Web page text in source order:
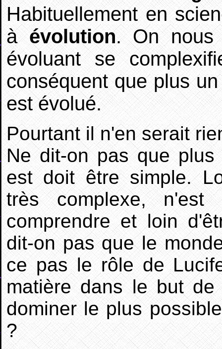
Habituellement en
à évolution. On nous
évoluant se
conséquent que plus
est évolué.
Pourtant il n'en serait
Ne dit-on pas que
est doit être simple.
très complexe,
comprendre et loin
dit-on pas que le
ce pas le rôle de
matière dans le but de
dominer le plus
?